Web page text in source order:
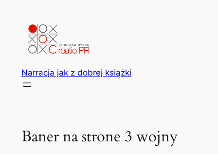
Narracja jak z dobrej książki
Baner na strone 3 wojny